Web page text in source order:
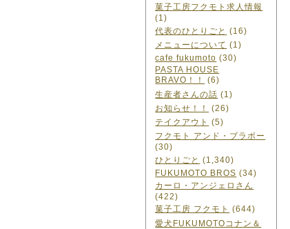
菓子工房フクモト求人情報
(1)
代表のひとりごと (16)
メニューについて (1)
cafe fukumoto (30)
PASTA HOUSE
BRAVO！！
(6)
生産者さんの話 (1)
お知らせ！！
(26)
テイクアウト (5)
フクモト アンド・ブラボー
(30)
ひとりごと (1,340)
FUKUMOTO BROS (34)
カーロ・アンジェロさん
(422)
菓子工房 フクモト (644)
愛犬FUKUMOTOコナン＆